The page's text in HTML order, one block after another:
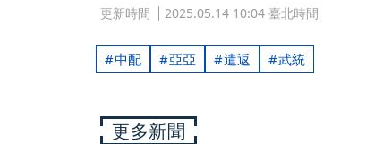
更新時間 2025.05.14 10:04 臺北時間
中配 亞亞 遣返 武統
更多新聞